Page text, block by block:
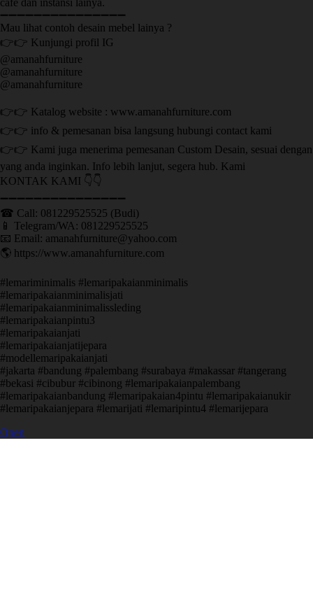
➖➖➖➖➖➖➖➖➖➖➖➖➖➖➖
Mau lihat contoh desain mebel lainya ?
👉👉 Kunjungi profil IG
@amanahfurniture
@amanahfurniture
@amanahfurniture
👉👉 Katalog website : www.amanahfurniture.com
👉👉 info & pemesanan bisa langsung hubungi contact kami
👉👉 Kami juga menerima pemesanan Custom Desain, sesuai dengan
yang anda inginkan. Info lebih lanjut, segera hub. Kami
KONTAK KAMI 👇👇
➖➖➖➖➖➖➖➖➖➖➖➖➖➖➖ ㅤ
☎ Call: 081229525525 (Budi)
📱 Telegram/WA: 081229525525
📧 Email: amanahfurniture@yahoo.com
🌎 https://www.amanahfurniture.com
#lemariminimalis #lemaripakaianminimalis
#lemaripakaianminimalisjati
#lemaripakaianminimalissleding
#lemaripakaianpintu3
#lemaripakaianjati
#lemaripakaianjatijepara
#modellemaripakaianjati
#jakarta #bandung #palembang #surabaya #makassar #tangerang
#bekasi #cibubur #cibinong #lemaripakaianpalembang
#lemaripakaianbandung #lemaripakaian4pintu #lemaripakaianukir
#lemaripakaianjepara #lemarijati #lemaripintu4 #lemarijepara
Open